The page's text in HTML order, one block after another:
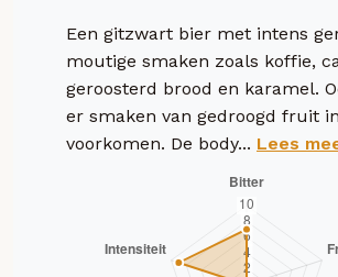
Een gitzwart bier met intens
moutige smaken zoals koffie,
geroosterd brood en karamel.
er smaken van gedroogd fruit in
voorkomen. De body... Lees